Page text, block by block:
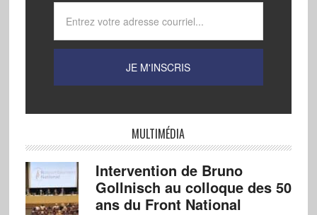
MULTIMÉDIA
Intervention de Bruno
Gollnisch au colloque des 50
ans du Front National